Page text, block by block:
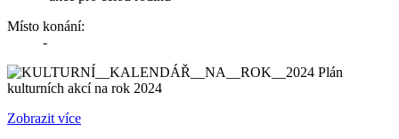
Místo konání:
-
Plán
kulturních akcí na rok 2024
Zobrazit více